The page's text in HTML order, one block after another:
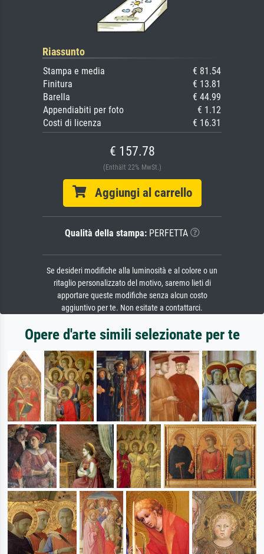
Riassunto
Stampa e media
€ 81.54
Finitura
€ 13.81
Barella
€ 44.99
Appendiabiti per foto
€ 1.12
Costi di licenza
€ 16.31
€ 157.78
(Enthält 22% MwSt.)
Aggiungi al carrello
Qualità della stampa:PERFETTA
Se desideri modifiche alla luminosità e al colore o un
ritaglio personalizzato del motivo, saremo lieti di
apportare queste modifiche senza alcun costo
aggiuntivo per te. Non esitate a contattarci.
Opere d'arte simili selezionate per te